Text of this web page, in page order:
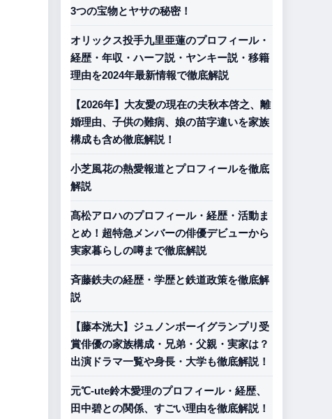
3つの宝物とヤサの秘密！
オリックス投手九里亜蓮のプロフィール・
経歴・年収・ハーフ説・ヤンキー説・移籍
理由を2024年最新情報で徹底解説
【2026年】大友愛の現在の夫秋本啓之、離
婚理由、子供の難病、娘の苗字違いを家族
構成も含め徹底解説！
小芝風花の熱愛報道とプロフィールを徹底
解説
髙松アロハのプロフィール・経歴・活動ま
とめ！超特急メンバーの俳優デビューから
実家暮らしの噂まで徹底解説
斉藤鉄夫の経歴・学歴と鉄道政策を徹底解
説
【藤本洸大】ジュノンボーイグランプリ受
賞俳優の家族構成・兄弟・父親・実家は？
出演ドラマ一覧や身長・大学も徹底解説！
元℃-ute鈴木愛理のプロフィール・経歴、
田中碧との関係、すごい理由を徹底解説！